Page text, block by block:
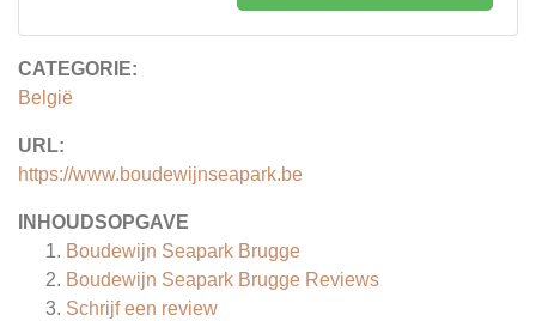
CATEGORIE:
België
URL:
https://www.boudewijnseapark.be
INHOUDSOPGAVE
Boudewijn Seapark Brugge
Boudewijn Seapark Brugge Reviews
Schrijf een review